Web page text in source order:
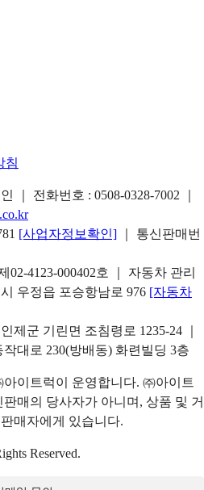
침
｜ 전화번호 : 0508-0328-7002
[사업자정보확인]
｜ 통신판매번
4123-000402호 ｜ 자동차 관리
우정읍 포승항남로 976 [자동차
제군 기린면 조침령로 1235-24 ｜
대로 230(방배동) 화련빌딩 3층
이트럭이 운영합니다. ㈜아이트
매의 당사자가 아니며, 상품 및 거
매자에게 있습니다.
Reserved.